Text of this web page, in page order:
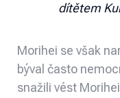
dítětem
Morihei se však
býval často
snažili vést